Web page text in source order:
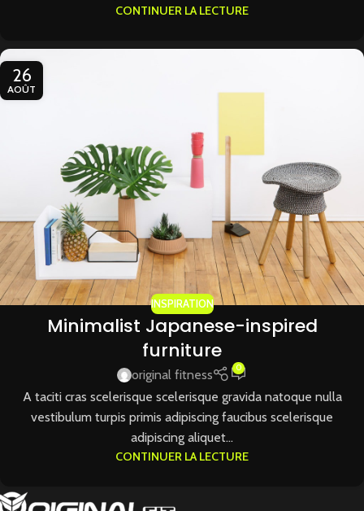
CONTINUER LA LECTURE
26
AOÛT
INSPIRATION
Minimalist Japanese-inspired
furniture
original fitness 0
A taciti cras scelerisque scelerisque gravida natoque nulla
vestibulum turpis primis adipiscing faucibus scelerisque
adipiscing aliquet...
CONTINUER LA LECTURE